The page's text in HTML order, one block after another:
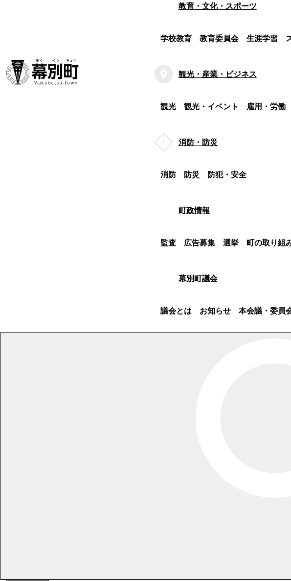
教育・文化・スポーツ
学校教育 教育委員会 生涯学習
観光・産業・ビジネス
観光 観光・イベント 雇用・労働
消防・防災
消防 防災
防犯・安全
町政情報
監査 広告募集 選挙 町の取り組
幕別町議会
議会とは お知らせ 本会議・委員